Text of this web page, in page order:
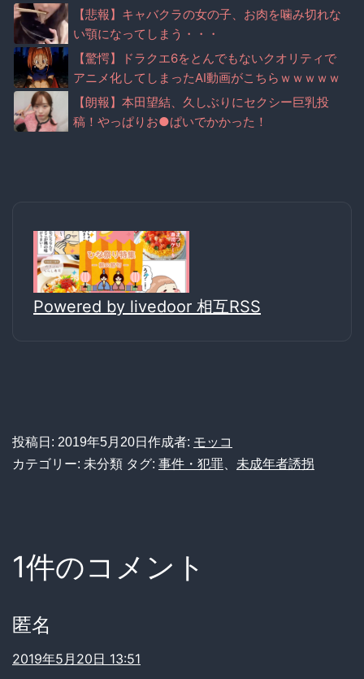
【悲報】キャバクラの女の子、お肉を噛み切れな
い顎になってしまう・・・
【驚愕】ドラクエ6をとんでもないクオリティで
アニメ化してしまったAI動画がこちらｗｗｗｗｗ
【朗報】本田望結、久しぶりにセクシー巨乳投
稿！やっぱりお●ぱいでかかった！
Powered by livedoor 相互RSS
投稿日: 2019年5月20日 作成者: モッコ
カテゴリー: 未分類 タグ: 事件・犯罪 未成年者誘拐
1件のコメント
匿名
2019年5月20日 13:51